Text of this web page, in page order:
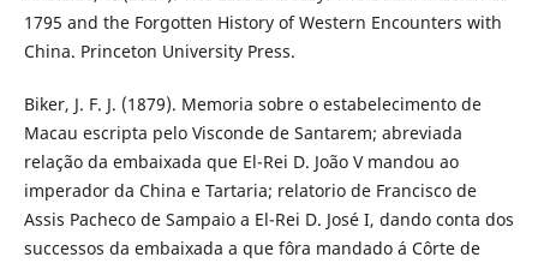
1795 and the Forgotten History of Western Encounters with
China. Princeton University Press.
Biker, J. F. J. (1879). Memoria sobre o estabelecimento de
Macau escripta pelo Visconde de Santarem; abreviada
relação da embaixada que El-Rei D. João V mandou ao
imperador da China e Tartaria; relatorio de Francisco de
Assis Pacheco de Sampaio a El-Rei D. José I, dando conta dos
successos da embaixada a que fôra mandado á Côrte de